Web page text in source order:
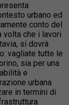
urbano ed
conto del
volta che i lavori
si dovrà
vagliate tutte le
sia per una
e
urbana
in termini di